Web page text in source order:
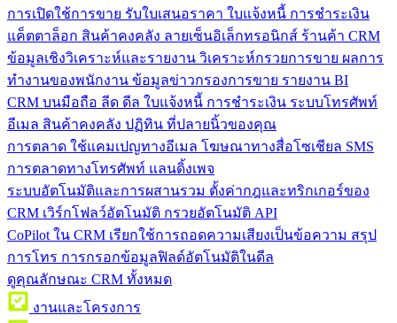
การเปิดใช้การขาย รับใบเสนอราคา ใบแจ้งหนี้ การชำระเงิน
แค็ตตาล็อก สินค้าคงคลัง ลายเซ็นอิเล็กทรอนิกส์ ร้านค้า CRM
ข้อมูลเชิงวิเคราะห์และรายงาน วิเคราะห์กรวยการขาย ผลการ
ทำงานของพนักงาน ข้อมูลข่าวกรองการขาย รายงาน BI
CRM บนมือถือ ลีด ดีล ใบแจ้งหนี้ การชำระเงิน ระบบโทรศัพท์
อีเมล สินค้าคงคลัง ปฏิทิน ที่ปลายนิ้วของคุณ
การตลาด ใช้แคมเปญทางอีเมล โฆษณาทางสื่อโซเชียล SMS
การตลาดทางโทรศัพท์ แลนดิ้งเพจ
ระบบอัตโนมัติและการผสานรวม ตั้งค่ากฎและทริกเกอร์ของ
CRM เวิร์กโฟลว์อัตโนมัติ กรวยอัตโนมัติ API
CoPilot ใน CRM เรียกใช้การถอดความเสียงเป็นข้อความ สรุป
การโทร การกรอกข้อมูลฟิลด์อัตโนมัติในดีล
ดูคุณลักษณะ CRM ทั้งหมด
งานและโครงการ